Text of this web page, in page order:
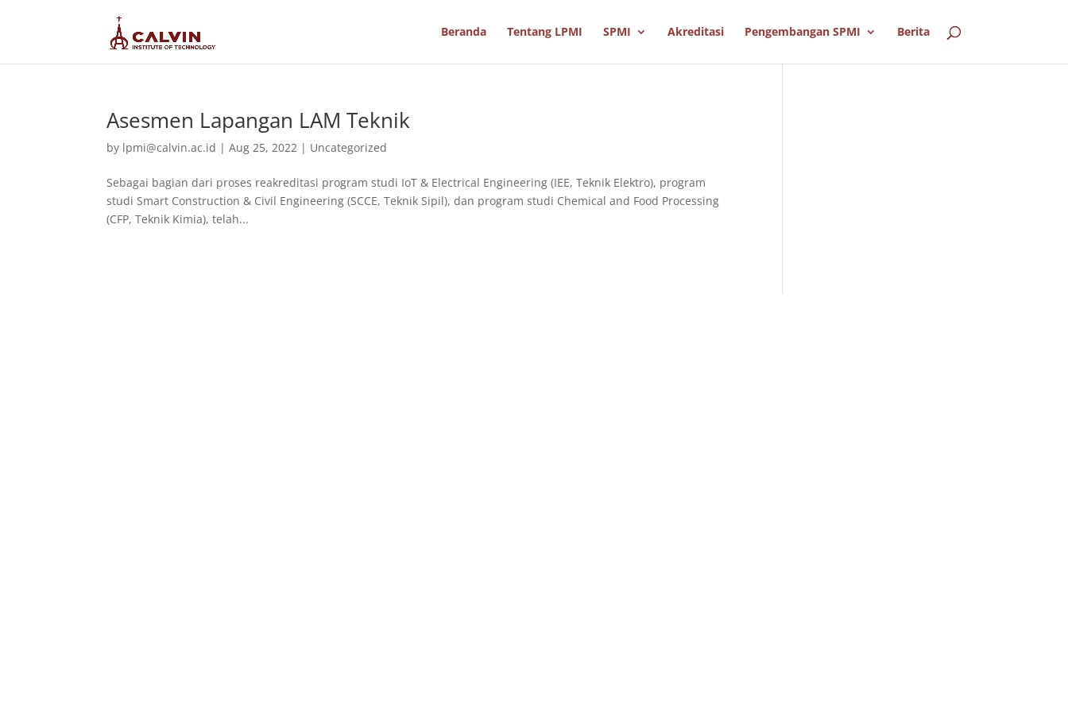
Beranda Tentang LPMI SPMI Akreditasi Pengembangan SPMI Berita
Asesmen Lapangan LAM Teknik
by lpmi@calvin.ac.id |Aug 25, 2022 | Uncategorized
Sebagai bagian dari proses reakreditasi program studi IoT & Electrical Engineering (IEE, Teknik Elektro), program
studi Smart Construction & Civil Engineering (SCCE, Teknik Sipil), dan program studi Chemical and Food Processing
(CFP, Teknik Kimia), telah...